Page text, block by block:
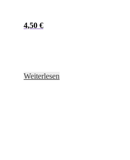
4,50 €
Weiterlesen